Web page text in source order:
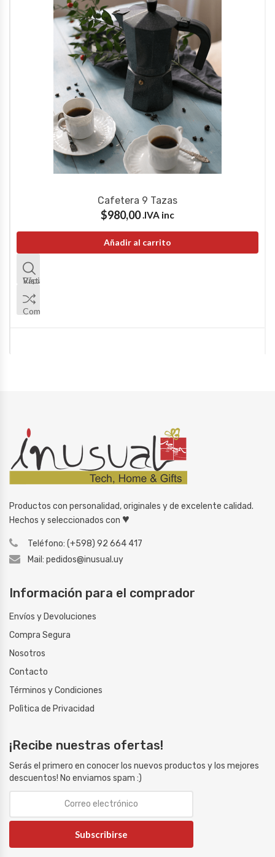
Cafetera 9 Tazas
$980,00 IVA inc.
Añadir al carrito
Vista Rápida
Comparar
Productos con personalidad, originales y de excelente calidad.
Hechos y seleccionados con ♥
Teléfono: (+598) 92 664 417
Mail: pedidos@inusual.uy
Información para el comprador
Envíos y Devoluciones
Compra Segura
Nosotros
Contacto
Términos y Condiciones
Polìtica de Privacidad
¡Recibe nuestras ofertas!
Serás el primero en conocer los nuevos productos y los mejores
descuentos! No enviamos spam :)
Subscribirse